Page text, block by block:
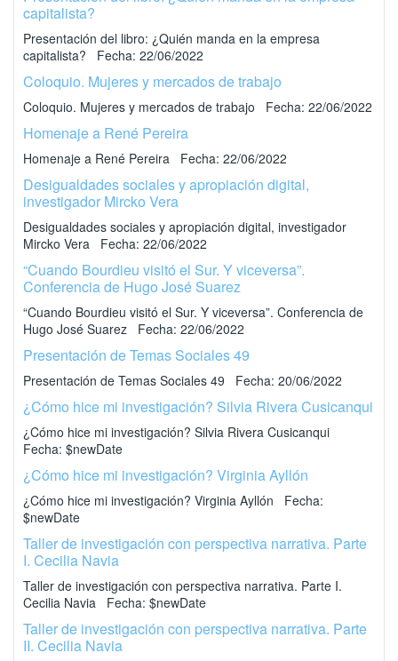
capitalista?
Presentación del libro: ¿Quién manda en la empresa
capitalista? Fecha: 22/06/2022
Coloquio. Mujeres y mercados de trabajo
Coloquio. Mujeres y mercados de trabajo Fecha: 22/06/2022
Homenaje a René Pereira
Homenaje a René Pereira Fecha: 22/06/2022
Desigualdades sociales y apropiación digital,
investigador Mircko Vera
Desigualdades sociales y apropiación digital, investigador
Mircko Vera Fecha: 22/06/2022
“Cuando Bourdieu visitó el Sur. Y viceversa”.
Conferencia de Hugo José Suarez
“Cuando Bourdieu visitó el Sur. Y viceversa”. Conferencia de
Hugo José Suarez Fecha: 22/06/2022
Presentación de Temas Sociales 49
Presentación de Temas Sociales 49 Fecha: 20/06/2022
¿Cómo hice mi investigación? Silvia Rivera Cusicanqui
¿Cómo hice mi investigación? Silvia Rivera Cusicanqui
Fecha: $newDate
¿Cómo hice mi investigación? Virginia Ayllón
¿Cómo hice mi investigación? Virginia Ayllón Fecha:
$newDate
Taller de investigación con perspectiva narrativa. Parte
I. Cecilia Navia
Taller de investigación con perspectiva narrativa. Parte I.
Cecilia Navia Fecha: $newDate
Taller de investigación con perspectiva narrativa. Parte
II. Cecilia Navia